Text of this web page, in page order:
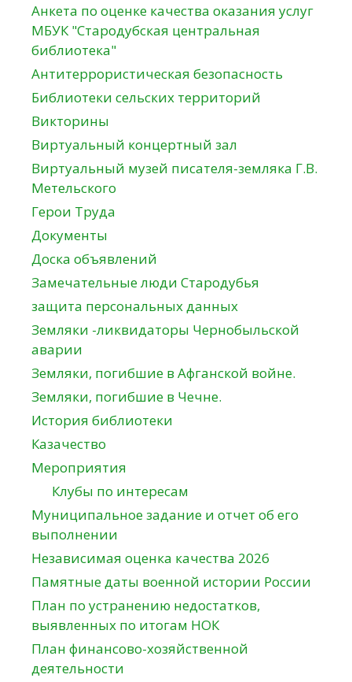
Анкета по оценке качества оказания услуг
МБУК "Стародубская центральная
библиотека"
Антитеррористическая безопасность
Библиотеки сельских территорий
Викторины
Виртуальный концертный зал
Виртуальный музей писателя-земляка Г.В.
Метельского
Герои Труда
Документы
Доска объявлений
Замечательные люди Стародубья
защита персональных данных
Земляки -ликвидаторы Чернобыльской
аварии
Земляки, погибшие в Афганской войне.
Земляки, погибшие в Чечне.
История библиотеки
Казачество
Мероприятия
Клубы по интересам
Муниципальное задание и отчет об его
выполнении
Независимая оценка качества 2026
Памятные даты военной истории России
План по устранению недостатков,
выявленных по итогам НОК
План финансово-хозяйственной
деятельности